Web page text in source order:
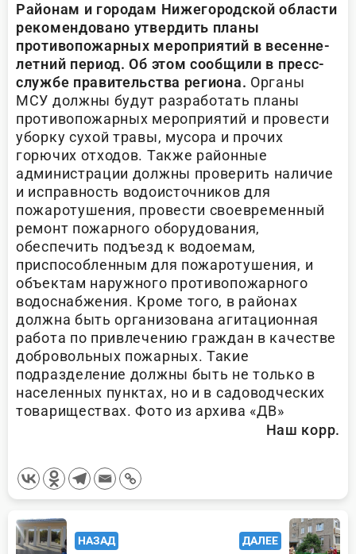
Районам и городам Нижегородской области
рекомендовано утвердить планы
противопожарных мероприятий в весенне-
летний период. Об этом сообщили в пресс-
службе правительства региона. Органы
МСУ должны будут разработать планы
противопожарных мероприятий и провести
уборку сухой травы, мусора и прочих
горючих отходов. Также районные
администрации должны проверить наличие
и исправность водоисточников для
пожаротушения, провести своевременный
ремонт пожарного оборудования,
обеспечить подъезд к водоемам,
приспособленным для пожаротушения, и
объектам наружного противопожарного
водоснабжения. Кроме того, в районах
должна быть организована агитационная
работа по привлечению граждан в качестве
добровольных пожарных. Такие
подразделение должны быть не только в
населенных пунктах, но и в садоводческих
товариществах. Фото из архива «ДВ»
Наш корр.
<span
class="nav-НАЗАД ДАЛЕЕ